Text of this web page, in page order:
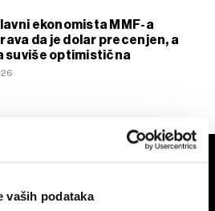
vaših podataka
ekonomista MMF-a
da je dolar precenjen, a
suviše optimistična